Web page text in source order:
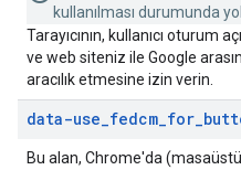
kullanılması durumunda
Tarayıcının, kullanıcı
ve web siteniz ile Google
aracılık etmesine izin verin.
data-use_fedcm_for_
Bu alan, Chrome'da